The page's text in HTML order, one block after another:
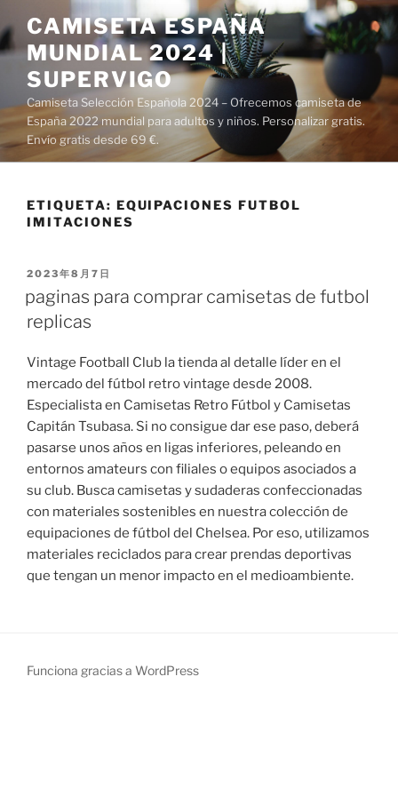
al
contenido
CAMISETA ESPAÑA
MUNDIAL 2024 |
SUPERVIGO
Camiseta Selección Española 2024 – Ofrecemos camiseta de
España 2022 mundial para adultos y niños. Personalizar gratis.
Envío gratis desde 69 €.
ETIQUETA: EQUIPACIONES FUTBOL
IMITACIONES
PUBLICADO
2023年8月7日
paginas para comprar camisetas de futbol
replicas
Vintage Football Club la tienda al detalle líder en el
mercado del fútbol retro vintage desde 2008.
Especialista en Camisetas Retro Fútbol y Camisetas
Capitán Tsubasa. Si no consigue dar ese paso, deberá
pasarse unos años en ligas inferiores, peleando en
entornos amateurs con filiales o equipos asociados a
su club. Busca camisetas y sudaderas confeccionadas
con materiales sostenibles en nuestra colección de
equipaciones de fútbol del Chelsea. Por eso, utilizamos
materiales reciclados para crear prendas deportivas
que tengan un menor impacto en el medioambiente.
Funciona gracias a WordPress